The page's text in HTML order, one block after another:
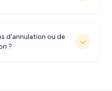
d'annulation ou de
?